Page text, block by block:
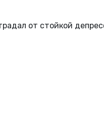
от стойкой